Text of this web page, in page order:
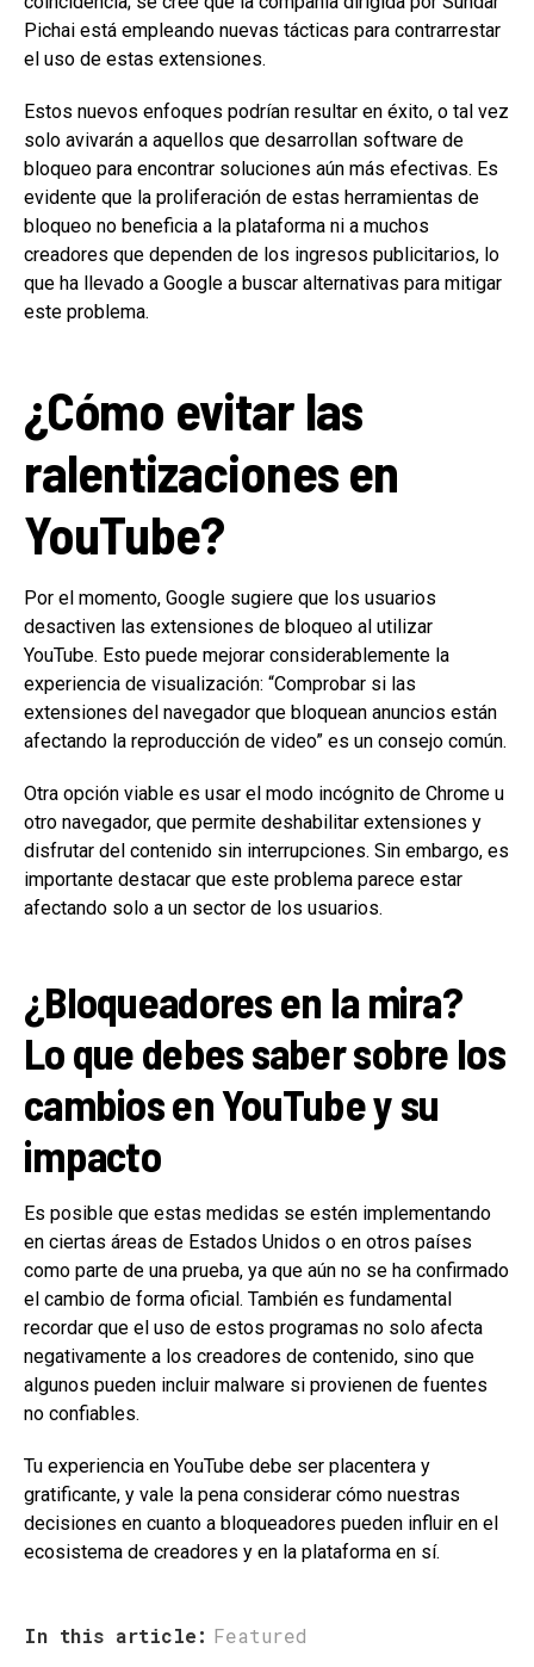
Pichai está empleando nuevas tácticas para contrarrestar
el uso de estas extensiones.
Estos nuevos enfoques podrían resultar en éxito, o tal vez
solo avivarán a aquellos que desarrollan software de
bloqueo para encontrar soluciones aún más efectivas. Es
evidente que la proliferación de estas herramientas de
bloqueo no beneficia a la plataforma ni a muchos
creadores que dependen de los ingresos publicitarios, lo
que ha llevado a Google a buscar alternativas para mitigar
este problema.
¿Cómo evitar las
ralentizaciones en
YouTube?
Por el momento, Google sugiere que los usuarios
desactiven las extensiones de bloqueo al utilizar
YouTube. Esto puede mejorar considerablemente la
experiencia de visualización: “Comprobar si las
extensiones del navegador que bloquean anuncios están
afectando la reproducción de video” es un consejo común.
Otra opción viable es usar el modo incógnito de Chrome u
otro navegador, que permite deshabilitar extensiones y
disfrutar del contenido sin interrupciones. Sin embargo, es
importante destacar que este problema parece estar
afectando solo a un sector de los usuarios.
¿Bloqueadores en la mira?
Lo que debes saber sobre los
cambios en YouTube y su
impacto
Es posible que estas medidas se estén implementando
en ciertas áreas de Estados Unidos o en otros países
como parte de una prueba, ya que aún no se ha confirmado
el cambio de forma oficial. También es fundamental
recordar que el uso de estos programas no solo afecta
negativamente a los creadores de contenido, sino que
algunos pueden incluir malware si provienen de fuentes
no confiables.
Tu experiencia en YouTube debe ser placentera y
gratificante, y vale la pena considerar cómo nuestras
decisiones en cuanto a bloqueadores pueden influir en el
ecosistema de creadores y en la plataforma en sí.
In this article: Featured